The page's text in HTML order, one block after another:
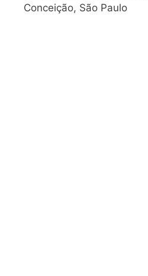
Conceição, São Paulo